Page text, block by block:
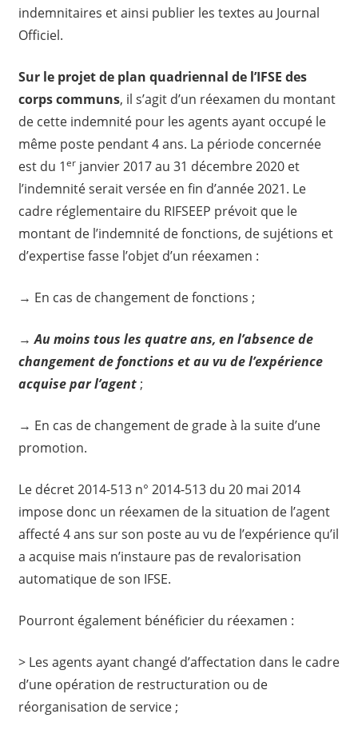
indemnitaires et ainsi publier les textes au Journal
Officiel.
Sur le projet de plan quadriennal de l’IFSE des
corps communs, il s’agit d’un réexamen du montant
de cette indemnité pour les agents ayant occupé le
même poste pendant 4 ans. La période concernée
est du 1erjanvier 2017 au 31 décembre 2020 et
l’indemnité serait versée en fin d’année 2021. Le
cadre réglementaire du RIFSEEP prévoit que le
montant de l’indemnité de fonctions, de sujétions et
d’expertise fasse l’objet d’un réexamen :
→ En cas de changement de fonctions ;
→Au moins tous les quatre ans, en l’absence de
changement de fonctions et au vu de l’expérience
acquise par l’agent;
→ En cas de changement de grade à la suite d’une
promotion.
Le décret 2014-513 n° 2014-513 du 20 mai 2014
impose donc un réexamen de la situation de l’agent
affecté 4 ans sur son poste au vu de l’expérience qu’il
a acquise mais n’instaure pas de revalorisation
automatique de son IFSE.
Pourront également bénéficier du réexamen :
> Les agents ayant changé d’affectation dans le cadre
d’une opération de restructuration ou de
réorganisation de service ;